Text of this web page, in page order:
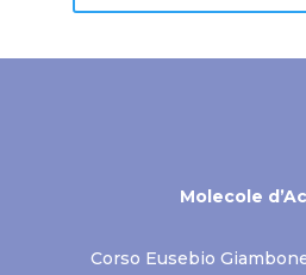
Molecole
Corso Eusebio